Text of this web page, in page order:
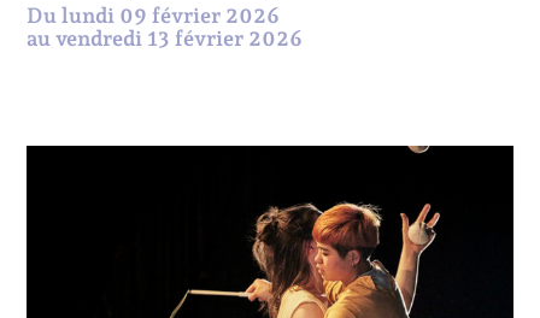
Du lundi 09 février 2026
au vendredi 13 février 2026